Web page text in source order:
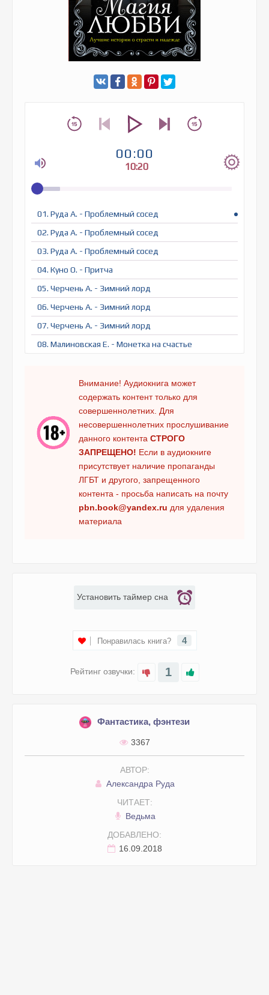
00:00
10:20
01. Руда А. - Проблемный сосед
02. Руда А. - Проблемный сосед
03. Руда А. - Проблемный сосед
04. Куно О. - Притча
05. Черчень А. - Зимний лорд
06. Черчень А. - Зимний лорд
07. Черчень А. - Зимний лорд
08. Малиновская Е. - Монетка на счастье
10. Малиновская Е. - Монетка на счастье
11. Медведева А. - С первого взгляда
12. Медведева А. - С первого взгляда
13. Медведева А. - С первого взгляда
14. Медведева А. - С первого взгляда
16. Гаврилова А. - Теория большого сбоя
17. Гаврилова А. - Теория большого сбоя
Внимание! Аудиокнига может
содержать контент только для
совершеннолетних. Для
несовершеннолетних прослушивание
данного контента СТРОГО
ЗАПРЕЩЕНО! Если в аудиокниге
присутствует наличие пропаганды
ЛГБТ и другого, запрещенного
контента - просьба написать на почту
pbn.book@yandex.ru для удаления
материала
Рейтинг озвучки: 1
Понравилась книга? 4
Установить таймер сна
Фантастика, фэнтези
3367
АВТОР:
Александра Руда
ЧИТАЕТ:
Ведьма
ДОБАВЛЕНО:
16.09.2018